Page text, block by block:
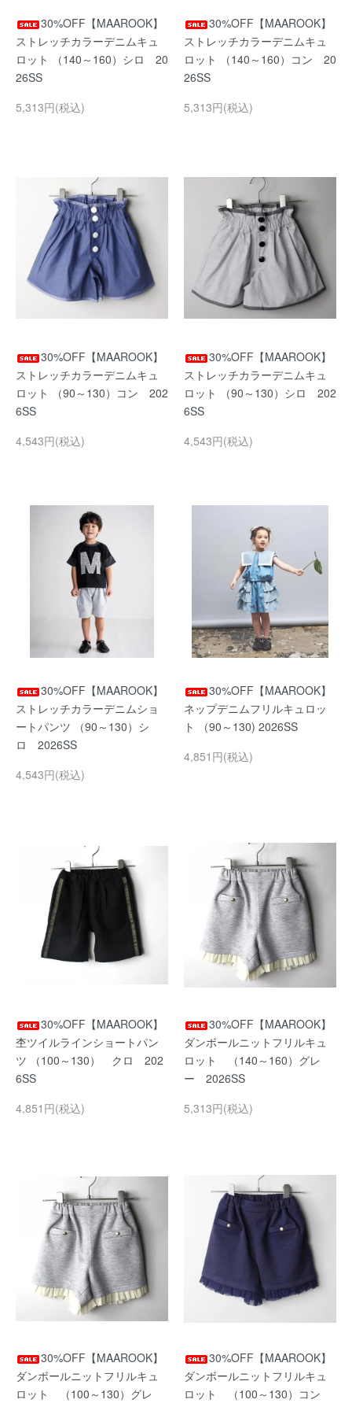
30%OFF【MAAROOK】
ストレッチカラーデニムキュ
ロット （140～160）シロ 20
26SS
5,313円(税込)
30%OFF【MAAROOK】
ストレッチカラーデニムキュ
ロット （140～160）コン 20
26SS
5,313円(税込)
30%OFF【MAAROOK】
ストレッチカラーデニムキュ
ロット （90～130）コン 202
6SS
4,543円(税込)
30%OFF【MAAROOK】
ストレッチカラーデニムキュ
ロット （90～130）シロ 202
6SS
4,543円(税込)
30%OFF【MAAROOK】
ストレッチカラーデニムショ
ートパンツ （90～130）シ
ロ 2026SS
4,543円(税込)
30%OFF【MAAROOK】
ネップデニムフリルキュロッ
ト （90～130) 2026SS
4,851円(税込)
30%OFF【MAAROOK】
杢ツイルラインショートパン
ツ （100～130） クロ 202
6SS
4,851円(税込)
30%OFF【MAAROOK】
ダンボールニットフリルキュ
ロット （140～160）グレ
ー 2026SS
5,313円(税込)
30%OFF【MAAROOK】
ダンボールニットフリルキュ
ロット （100～130）グレ
30%OFF【MAAROOK】
ダンボールニットフリルキュ
ロット （100～130）コン